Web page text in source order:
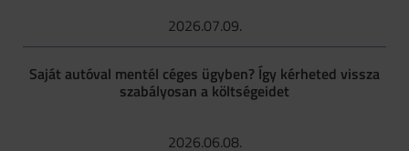
2026.07.09.
Saját autóval mentél céges ügyben? Így kérheted vissza
szabályosan a költségeidet
2026.06.08.